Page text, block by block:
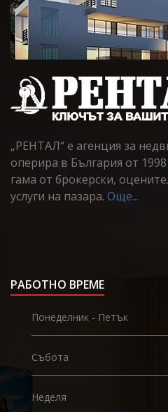
„РЕНТАЛ“ е агенция за
оперира в България от
гама от брокерски,
услуги на пазара. Още...
РАБОТНО ВРЕМЕ
Понеделник - Петък
Събота
Неделя